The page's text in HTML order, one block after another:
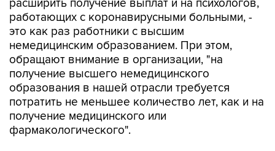
это как раз работники с высшим
немедицинским образованием. При этом,
обращают внимание в организации, "на
получение высшего немедицинского
образования в нашей отрасли требуется
потратить не меньшее количество лет, как и на
получение медицинского или
фармакологического".
В ассоциации отметили, что до данного